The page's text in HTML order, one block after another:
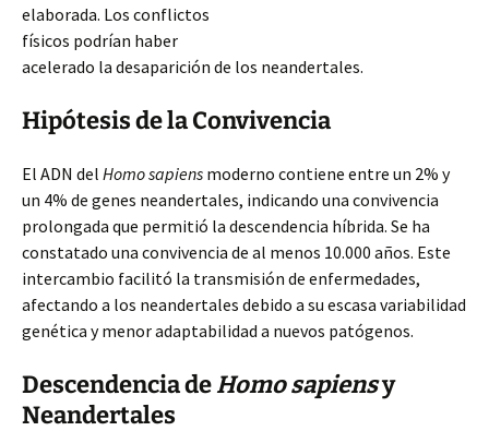
elaborada. Los conflictos
físicos podrían haber
acelerado la desaparición de los neandertales.
Hipótesis de la Convivencia
El ADN del Homo sapiens moderno contiene entre un 2% y
un 4% de genes neandertales, indicando una convivencia
prolongada que permitió la descendencia híbrida. Se ha
constatado una convivencia de al menos 10.000 años. Este
intercambio facilitó la transmisión de enfermedades,
afectando a los neandertales debido a su escasa variabilidad
genética y menor adaptabilidad a nuevos patógenos.
Descendencia deHomo sapiensy
Neandertales